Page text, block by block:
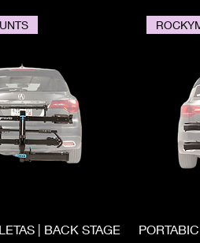
| BACK STAGE